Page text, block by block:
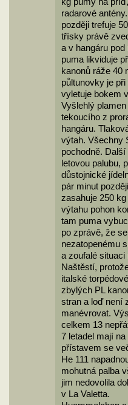
radarové
později trefuje
třísky právě
a v hangáru
puma likviduje
kanonů ráže 40
půltunovky je
vyletuje bokem
Vyšlehlý
tekoucího z
hangáru.
výtah. Všechny
pochodně.
letovou palubu,
důstojnické
pár minut
zasahuje 250
výtahu pohon
tam puma
po zprávě, že
nezatopenému
a zoufalé situaci
Naštěstí,
italské
zbylých PL
stran a loď není
manévrovat.
celkem 13
7 letadel mají
přístavem se
He 111
mohutná palba
jim nedovolila
v La Valetta.